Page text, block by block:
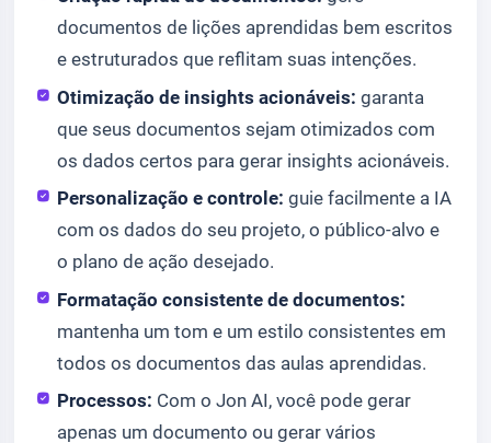
documentos de lições aprendidas bem escritos
e estruturados que reflitam suas intenções.
Otimização de insights acionáveis: garanta
que seus documentos sejam otimizados com
os dados certos para gerar insights acionáveis.
Personalização e controle: guie facilmente a IA
com os dados do seu projeto, o público-alvo e
o plano de ação desejado.
Formatação consistente de documentos:
mantenha um tom e um estilo consistentes em
todos os documentos das aulas aprendidas.
Processos: Com o Jon AI, você pode gerar
apenas um documento ou gerar vários